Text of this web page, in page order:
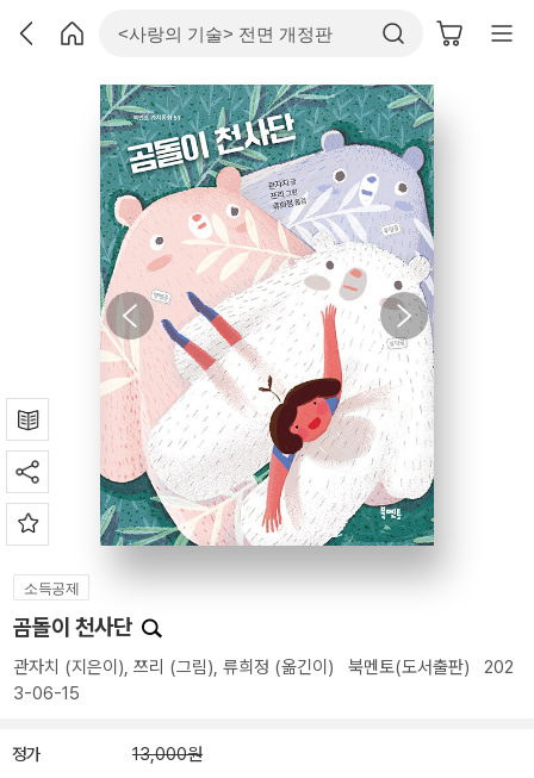
소득공제
곰돌이 천사단
관자치 (지은이), 쯔리 (그림), 류희정 (옮긴이) 북멘토(도서출판) 202
3-06-15
정가 13,000원